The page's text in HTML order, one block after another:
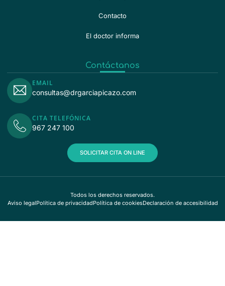
Contacto
El doctor informa
Contáctanos
EMAIL
consultas@drgarciapicazo.com
CITA TELEFÓNICA
967 247 100
SOLICITAR CITA ON LINE
Todos los derechos reservados.
Aviso legalPolítica de privacidadPolítica de cookiesDeclaración de accesibilidad